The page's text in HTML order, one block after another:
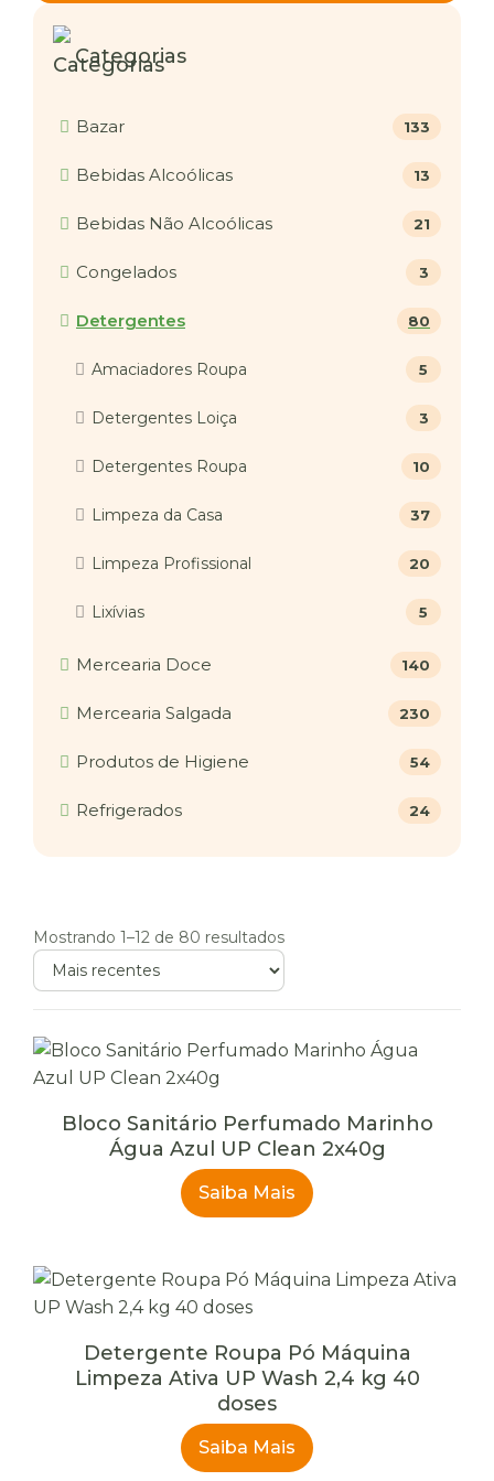
Categorias
Bazar 133
Bebidas Alcoólicas 13
Bebidas Não Alcoólicas 21
Congelados 3
Detergentes 80
Amaciadores Roupa 5
Detergentes Loiça 3
Detergentes Roupa 10
Limpeza da Casa 37
Limpeza Profissional 20
Lixívias 5
Mercearia Doce 140
Mercearia Salgada 230
Produtos de Higiene 54
Refrigerados 24
Mostrando 1–12 de 80 resultados
Ordenar
produtos
Bloco Sanitário Perfumado Marinho
Água Azul UP Clean 2x40g
Saiba Mais
Detergente Roupa Pó Máquina
Limpeza Ativa UP Wash 2,4 kg 40
doses
Saiba Mais